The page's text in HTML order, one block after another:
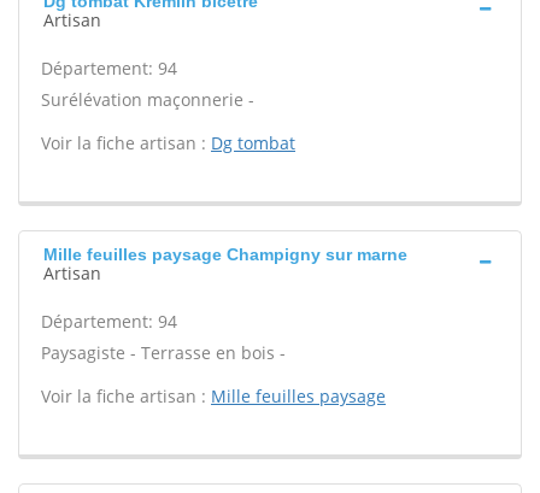
Artisan
Département: 94
Surélévation maçonnerie -
Voir la fiche artisan : Dg tombat
Mille feuilles paysage Champigny sur marne
Artisan
Département: 94
Paysagiste - Terrasse en bois -
Voir la fiche artisan : Mille feuilles paysage